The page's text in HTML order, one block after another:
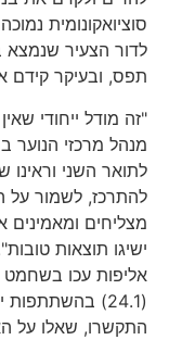
סוציואקונומית
לדור הצעיר שנמצא
תפס, ובעיקר קידם את
"זה מודל ייחודי
מנהל מרכזי הנוער
לתואר השני וראינו
להתרכז, לשמור על
מצליחים ומאמינים
ישיגו תוצאות
אליפות עכו בשחמט
(24.1) בהשתתפות
התקשרו, שאלו על